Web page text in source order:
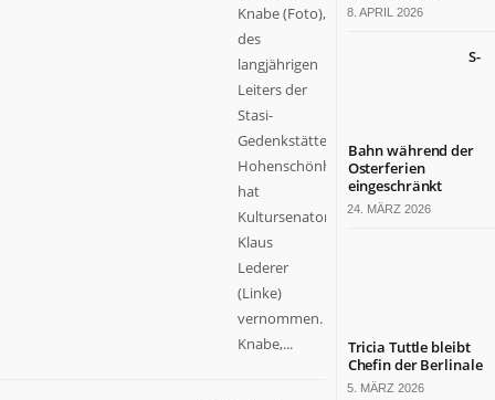
Knabe (Foto),
des
langjährigen
Leiters der
Stasi-
Gedenkstätte
Hohenschönhausen,
hat
Kultursenator
Klaus
Lederer
(Linke)
vernommen.
Knabe,...
8. APRIL 2026
S-
Bahn während der
Osterferien
eingeschränkt
24. MÄRZ 2026
Tricia Tuttle bleibt
Chefin der Berlinale
5. MÄRZ 2026